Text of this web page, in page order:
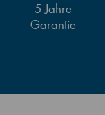
5 Jahre
Garantie